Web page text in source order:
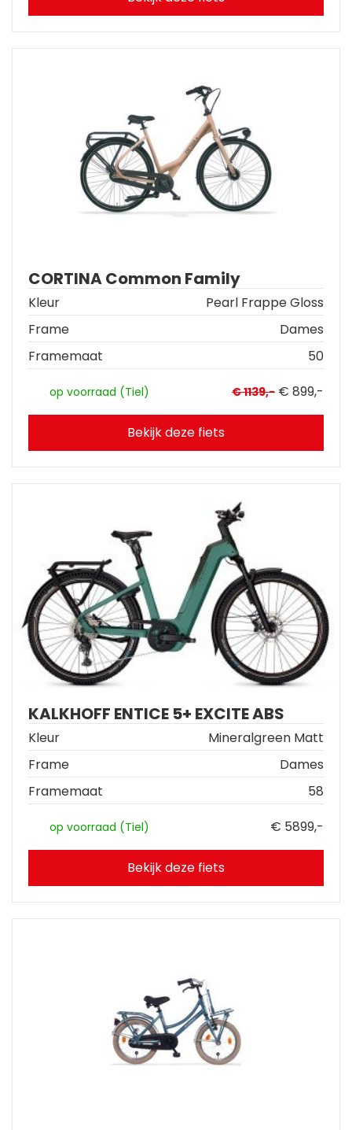
CORTINA Common Family
Kleur
Pearl Frappe Gloss
Frame
Dames
Framemaat
50
op voorraad (Tiel) € 1139,- € 899,-
Bekijk deze fiets
KALKHOFF ENTICE 5+ EXCITE ABS
Kleur
Mineralgreen Matt
Frame
Dames
Framemaat
58
op voorraad (Tiel) € 5899,-
Bekijk deze fiets